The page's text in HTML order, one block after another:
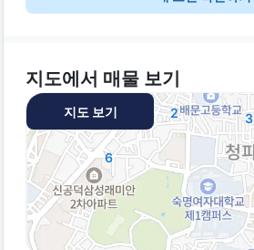
지도에서 매물 보기
6
2 3
지도 보기